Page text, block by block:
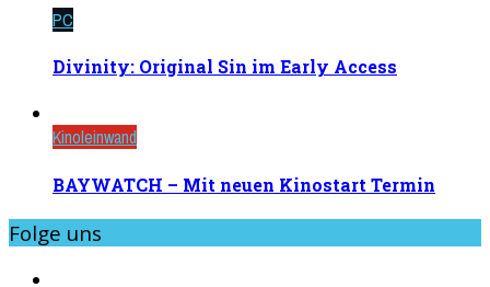
PC
Divinity: Original Sin im Early Access
Kinoleinwand
BAYWATCH – Mit neuen Kinostart Termin
Folge uns